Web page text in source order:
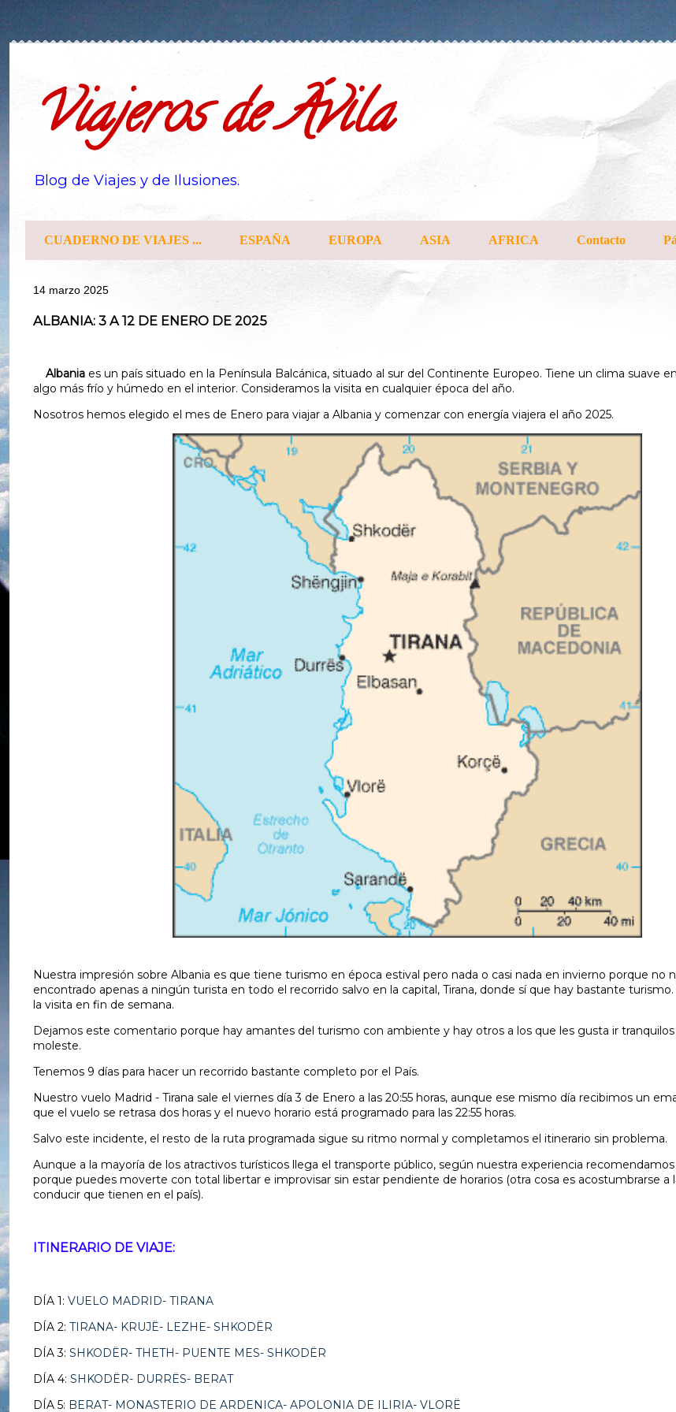
Viajeros de Ávila
Blog de Viajes y de Ilusiones.
CUADERNO DE VIAJES ... ESPAÑA EUROPA ASIA AFRICA Contacto
14 marzo 2025
ALBANIA: 3 A 12 DE ENERO DE 2025
Albania es un país situado en la Península Balcánica, situado al sur del Continente Europeo. Tiene un clima suave
algo más frío y húmedo en el interior. Consideramos la visita en cualquier época del año.
Nosotros hemos elegido el mes de Enero para viajar a Albania y comenzar con energía viajera el año 2025.
Nuestra impresión sobre Albania es que tiene turismo en época estival pero nada o casi nada en invierno porque no
encontrado apenas a ningún turista en todo el recorrido salvo en la capital, Tirana, donde sí que hay bastante
la visita en fin de semana.
Dejamos este comentario porque hay amantes del turismo con ambiente y hay otros a los que les gusta ir
moleste.
Tenemos 9 días para hacer un recorrido bastante completo por el País.
Nuestro vuelo Madrid - Tirana sale el viernes día 3 de Enero a las 20:55 horas, aunque ese mismo día recibimos un
que el vuelo se retrasa dos horas y el nuevo horario está programado para las 22:55 horas.
Salvo este incidente, el resto de la ruta programada sigue su ritmo normal y completamos el itinerario sin problema.
Aunque a la mayoría de los atractivos turísticos llega el transporte público, según nuestra experiencia
porque puedes moverte con total libertar e improvisar sin estar pendiente de horarios (otra cosa es acostumbrarse a
conducir que tienen en el país).
ITINERARIO DE VIAJE:
DÍA 1: VUELO MADRID- TIRANA
DÍA 2: TIRANA- KRUJË- LEZHE- SHKODËR
DÍA 3: SHKODËR- THETH- PUENTE MES- SHKODËR
DÍA 4: SHKODËR- DURRËS- BERAT
DÍA 5: BERAT- MONASTERIO DE ARDENICA- APOLONIA DE ILIRIA- VLORË